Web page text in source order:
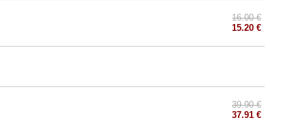
16.00 €
15.20 €
39.90 €
37.91 €